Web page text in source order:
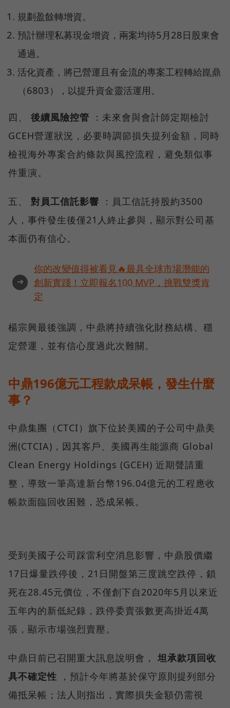
規劃盈餘轉增資。
預計辦理私募現金增資，兩案均待5月28日股東會
通過。
活化資產，將已營運且有金流的專案工程轉給崑鼎
（6803），以提升資金靈活運用。
四、 後續風險控管 ：未來會與會計師定期檢討
GCEH營運狀況，必要時調節損失提列金額，同時
檢視海外專案合約條款與風控流程，避免類似事
件重演。
五、 對員工信託影響 ：員工信託持股約3500
人，事件發生後僅21人終止參與，顯示對公司基
本面仍有信心。
➜
你的改變值得被看見🔥最具全球市場潛能的
創新實踐！立即報名100 MVP，挑戰雙獎肯
定
楊宗興最後強調，中鼎將持續強化財務結構、穩
定營運，並有信心度過此次難關。
中鼎196億元工程款成呆帳，發生什麼
事？
中鼎集團（CTCI）旗下位於美國的子公司中鼎美
洲(CTCIA)，因其客戶、美國再生能源商 Global
Clean Energy Holdings (GCEH) 近期聲請重
整，導致一筆高達新台幣196.04億元的工程應收
帳款面臨回收困難，恐成呆帳。
受到美國子公司踩雷利空消息影響，中鼎股價繼
17日爆量跌停後，21日開盤第三度跳空跌停，鎖
死在28.45元價位，不僅創下自2020年5月以來近
五年內的新低紀錄，跌停委賣張數更高掛近4萬
張，顯示市場強烈賣壓。
中鼎日前已召開重大訊息說明會， 坦承款項回收
具不確定性 ，預計今年將基於保守原則提列部分
備抵呆帳；法人則指出，實際損失金額仍需視